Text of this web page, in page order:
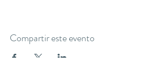
Compartir este evento